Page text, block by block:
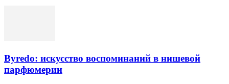
Byredo: искусство воспоминаний в нишевой
парфюмерии